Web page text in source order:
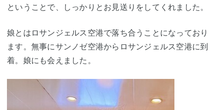
ということで、しっかりとお見送りをしてくれました。
娘とはロサンジェルス空港で落ち合うことになっており
ます。無事にサンノゼ空港からロサンジェルス空港に到
着。娘にも会えました。